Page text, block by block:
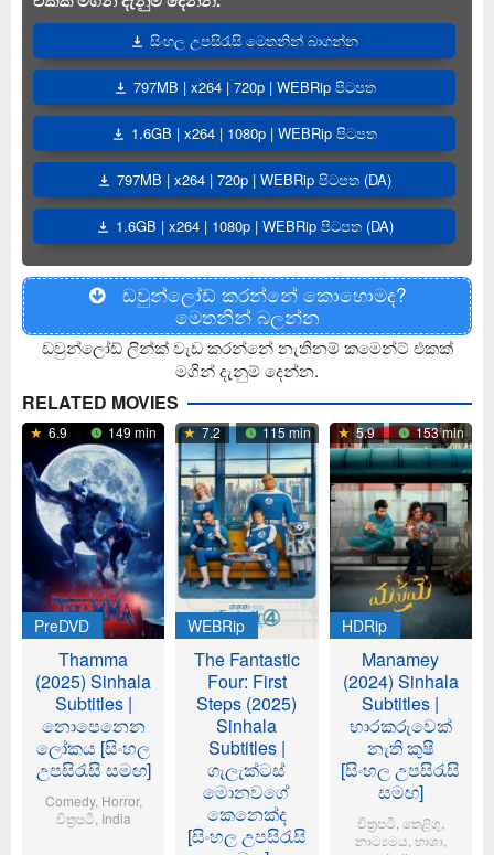
සිංහල උපසිරැසි මෙතනින් බාගන්න
797MB | x264 | 720p | WEBRip පිටපත
1.6GB | x264 | 1080p | WEBRip පිටපත
797MB | x264 | 720p | WEBRip පිටපත (DA)
1.6GB | x264 | 1080p | WEBRip පිටපත (DA)
ඩවුන්ලෝඩ් කරන්නේ කොහොමද?
මෙතනින් බලන්න
ඩවුන්ලෝඩ් ලින්ක් වැඩ කරන්නේ නැතිනම් කමෙන්ට් එකක්
මගින් දැනුම් දෙන්න.
RELATED MOVIES
6.9 149 min
PreDVD
Thamma
(2025) Sinhala
Subtitles |
නොපෙනෙන
ලෝකය [සිංහල
උපසිරැසි සමඟ]
Comedy, Horror,
චිත්‍රපටි India
7.2 115 min
WEBRip
The Fantastic
Four: First
Steps (2025)
Sinhala
Subtitles |
ගැලැක්ටස්
මොනවගේ
කෙනෙක්ද
[සිංහල උපසිරැසි
5.9 153 min
HDRip
Manamey
(2024) Sinhala
Subtitles |
භාරකරුවෙක්
නැති කුෂී
[සිංහල උපසිරැසි
සමඟ]
චිත්‍රපටි තෙළිගු
නාට්‍යමය භාශා,